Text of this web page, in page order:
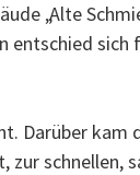
„Alte
entschied
Darüber kam
zur schnellen,